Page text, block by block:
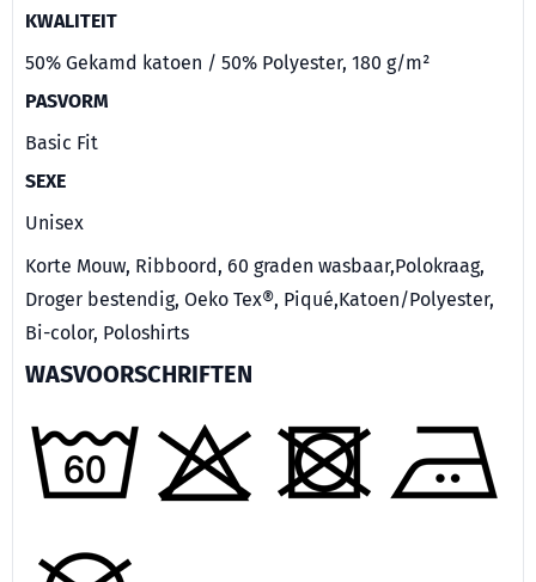
KWALITEIT
50% Gekamd katoen / 50% Polyester, 180 g/m²
PASVORM
Basic Fit
SEXE
Unisex
Korte Mouw, Ribboord, 60 graden wasbaar,Polokraag,
Droger bestendig, Oeko Tex®, Piqué,Katoen/Polyester,
Bi-color, Poloshirts
WASVOORSCHRIFTEN